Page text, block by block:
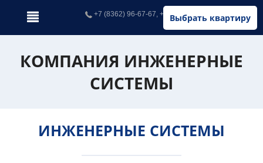
Выбрать квартиру
+7 (8362) 96-67-67, +7 (902) 326-67-67
КОМПАНИЯ ИНЖЕНЕРНЫЕ
СИСТЕМЫ
ИНЖЕНЕРНЫЕ СИСТЕМЫ